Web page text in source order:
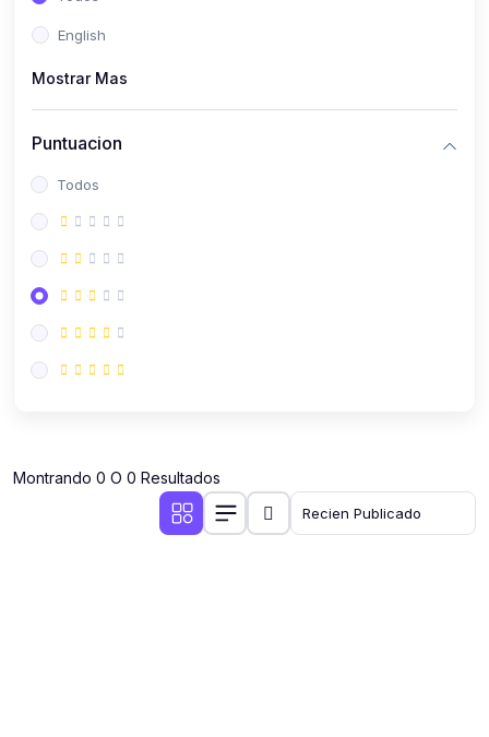
Derecho y Legislación
Emprendedores
English
Mostrar Mas
Puntuacion
Todos
Montrando 0 O 0 Resultados